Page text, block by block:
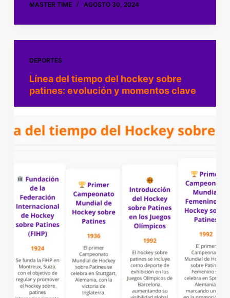
MASTER TIME AGOSTO 30, 2024
DEPORTES
Línea del tiempo del hockey sobre
patines: evolución y momentos clave